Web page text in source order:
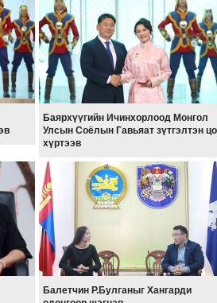
Баярхүүгийн Ичинхорлоод Монгол
Улсын Соёлын Гавьяат зүтгэлтэн
хүртээв
Балетчин Р.Булганыг Хангарди